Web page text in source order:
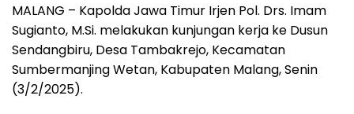
MALANG – Kapolda Jawa Timur Irjen Pol. Drs. Imam
Sugianto, M.Si. melakukan kunjungan kerja ke Dusun
Sendangbiru, Desa Tambakrejo, Kecamatan
Sumbermanjing Wetan, Kabupaten Malang, Senin
(3/2/2025).